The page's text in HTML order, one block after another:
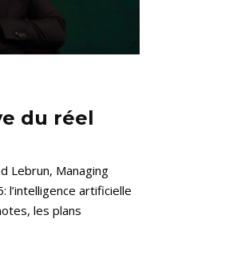
du réel
Lebrun, Managing
l’intelligence artificielle
les plans